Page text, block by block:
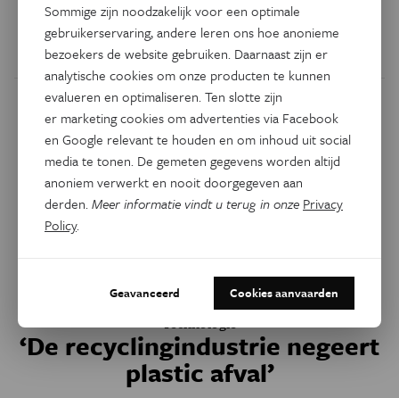
Onderzoekers identificeren de plasticvervuiling op een
Spaans strand. 57 procent bleek afkomstig van kledij.
Technologie
‘De recyclingindustrie negeert
plastic afval’
Sommige zijn noodzakelijk voor een optimale
gebruikerservaring, andere leren ons hoe anonieme
bezoekers de website gebruiken. Daarnaast zijn er
analytische cookies om onze producten te kunnen
evalueren en optimaliseren. Ten slotte zijn
er marketing cookies om advertenties via Facebook
en Google relevant te houden en om inhoud uit social
media te tonen. De gemeten gegevens worden altijd
anoniem verwerkt en nooit doorgegeven aan
derden.Meer informatie vindt u terug in onze Privacy
Policy.
Geavanceerd Cookies aanvaarden